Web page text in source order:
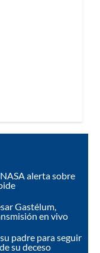
alerta sobre
Gastélum,
en vivo
padre para seguir
su deceso